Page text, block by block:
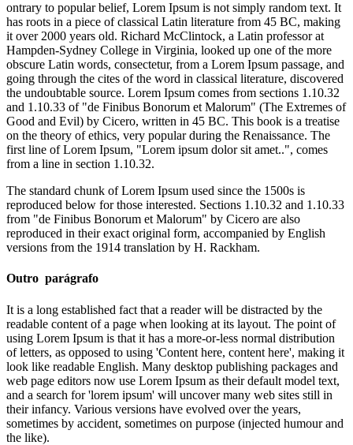
ontrary to popular belief, Lorem Ipsum is not simply random text. It
has roots in a piece of classical Latin literature from 45 BC, making
it over 2000 years old. Richard McClintock, a Latin professor at
Hampden-Sydney College in Virginia, looked up one of the more
obscure Latin words, consectetur, from a Lorem Ipsum passage, and
going through the cites of the word in classical literature, discovered
the undoubtable source. Lorem Ipsum comes from sections 1.10.32
and 1.10.33 of "de Finibus Bonorum et Malorum" (The Extremes of
Good and Evil) by Cicero, written in 45 BC. This book is a treatise
on the theory of ethics, very popular during the Renaissance. The
first line of Lorem Ipsum, "Lorem ipsum dolor sit amet..", comes
from a line in section 1.10.32.
The standard chunk of Lorem Ipsum used since the 1500s is
reproduced below for those interested. Sections 1.10.32 and 1.10.33
from "de Finibus Bonorum et Malorum" by Cicero are also
reproduced in their exact original form, accompanied by English
versions from the 1914 translation by H. Rackham.
Outro parágrafo
It is a long established fact that a reader will be distracted by the
readable content of a page when looking at its layout. The point of
using Lorem Ipsum is that it has a more-or-less normal distribution
of letters, as opposed to using 'Content here, content here', making it
look like readable English. Many desktop publishing packages and
web page editors now use Lorem Ipsum as their default model text,
and a search for 'lorem ipsum' will uncover many web sites still in
their infancy. Various versions have evolved over the years,
sometimes by accident, sometimes on purpose (injected humour and
the like).